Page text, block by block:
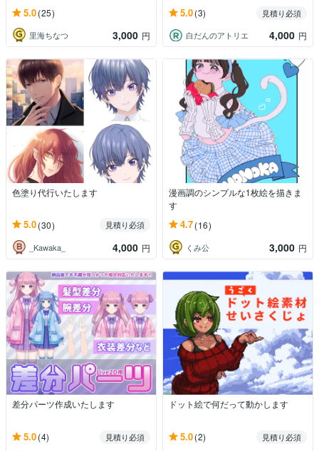
5.0(25)
里海ちなつ 3,000 円
5.0(3)
見積り必須
白だんのアトリエ
4,000 円
色塗り代行いたします
5.0(30)
見積り必須
_Kawaka_
4,000 円
漫画調のシンプルな1枚絵を描きま
す
4.7(16)
くみ公 3,000 円
差分パーツ作成いたします
5.0(4)
見積り必須
ドット絵で何だって動かします
5.0(2)
見積り必須